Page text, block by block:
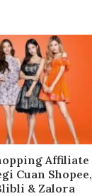
Affiliate
Cuan Shopee,
& Zalora